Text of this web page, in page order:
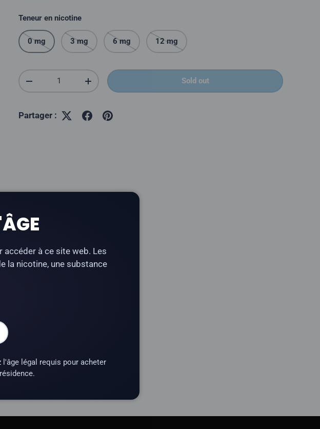
Teneur en nicotine
0 mg 3 mg 6 mg 12 mg
Quantité
Réduire la quantitéAugmenter la quantité Sold out
Partager :
accéder à ce site web. Les
la nicotine, une substance
légal requis pour acheter